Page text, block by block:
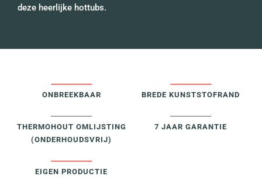
deze heerlijke hottubs.
ONBREEKBAAR BREDE KUNSTSTOFRAND
THERMOHOUT OMLIJSTING
(ONDERHOUDSVRIJ)
7 JAAR GARANTIE
EIGEN PRODUCTIE